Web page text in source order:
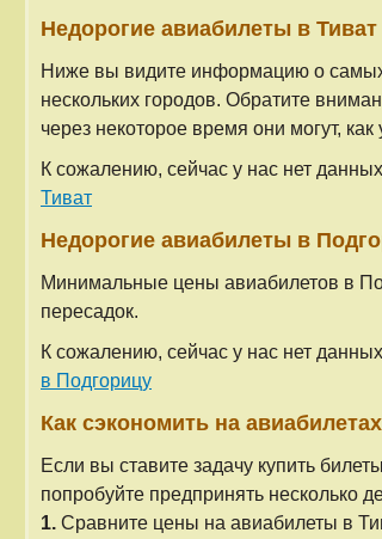
Недорогие авиабилеты в Тиват
Ниже вы видите информацию о
нескольких городов. Обратите
через некоторое время они могут,
К сожалению, сейчас у нас нет
Тиват
Недорогие авиабилеты в
Минимальные цены авиабилетов в
пересадок.
К сожалению, сейчас у нас нет
в Подгорицу
Как сэкономить на
Если вы ставите задачу купить
попробуйте предпринять несколько
1. Сравните цены на авиабилеты в